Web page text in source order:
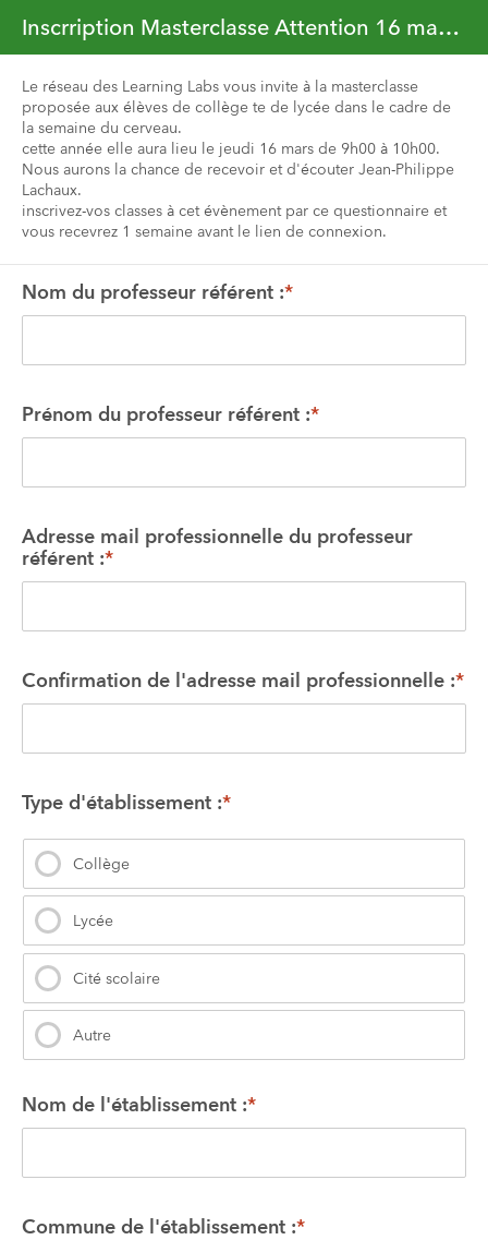
Inscrription Masterclasse Attention 16 mars 9h00
Le réseau des Learning Labs vous invite à la masterclasse
proposée aux élèves de collège te de lycée dans le cadre de
la semaine du cerveau.
cette année elle aura lieu le jeudi 16 mars de 9h00 à 10h00.
Nous aurons la chance de recevoir et d'écouter Jean-Philippe
Lachaux.
inscrivez-vos classes à cet évènement par ce questionnaire et
vous recevrez 1 semaine avant le lien de connexion.
Nom du professeur référent :*
Prénom du professeur référent :*
Adresse mail professionnelle du professeur
référent :*
Confirmation de l'adresse mail professionnelle :*
Type d'établissement :*
Collège
Lycée
Cité scolaire
Autre
Nom de l'établissement :*
Commune de l'établissement :*